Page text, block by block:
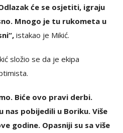
će se osjetiti, igraju
Mnogo je tu rukometa u
istakao je Mikić.
složio se da je ekipa
Biće ovo pravi derbi.
nas pobijedili u Boriku. Više
godine. Opasniji su sa više